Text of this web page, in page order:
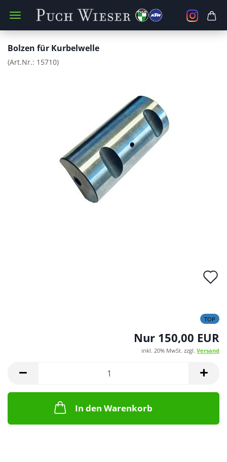
Bolzen für Kurbelwelle
(Art.Nr.: 15710)
TOP
Nur 150,00 EUR
inkl. 20% MwSt. zzgl. Versand
In den Warenkorb